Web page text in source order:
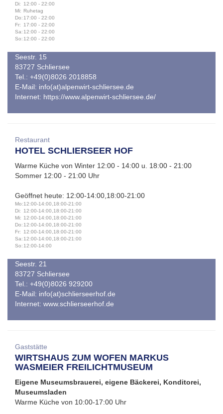
Di:
12:00 - 22:00
Mi: Ruhetag
Do: 17:00 - 22:00
Fr:
17:00 - 22:00
Sa: 12:00 - 22:00
So: 12:00 - 22:00
Seestr. 15
83727 Schliersee
Tel.: +49(0)8026 2018858
E-Mail: info(at)alpenwirt-schliersee.de
Internet: https://www.alpenwirt-schliersee.de/
Restaurant
HOTEL SCHLIERSEER HOF
Warme Küche von Winter 12:00 - 14:00 u. 18:00 - 21:00
Sommer 12:00 - 21:00 Uhr
Geöffnet heute: 12:00-14:00,18:00-21:00
Mo:12:00-14:00,18:00-21:00
Di:
12:00-14:00,18:00-21:00
Mi: 12:00-14:00,18:00-21:00
Do: 12:00-14:00,18:00-21:00
Fr:
12:00-14:00,18:00-21:00
Sa: 12:00-14:00,18:00-21:00
So: 12:00-14:00
Seestr. 21
83727 Schliersee
Tel.: +49(0)8026 929200
E-Mail: info(at)schlierseerhof.de
Internet: www.schlierseerhof.de
Gaststätte
WIRTSHAUS ZUM WOFEN MARKUS
WASMEIER FREILICHTMUSEUM
Eigene Museumsbrauerei, eigene Bäckerei, Konditorei,
Museumsladen
Warme Küche von 10:00-17:00 Uhr